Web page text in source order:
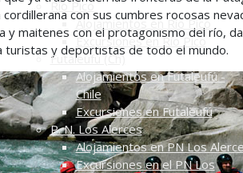
Río Pico
Alojamientos en Río Pico
Excursiones en Río Pico
Futaleufú (Ch)
Alojamientos en Futaleufú -
Chile
Excursiones en Futaleufú
P. N. Los Alerces
Alojamientos en PN Los
Excursiones en el PN Los
con sus cumbres rocosas
y maitenes con el protagonismo del río,
turistas y deportistas de todo el mundo.